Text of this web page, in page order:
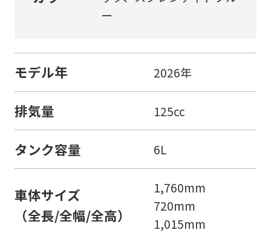
ー
モデル年 2026年
排気量 125cc
タンク容量 6L
車体サイズ
（全長/全幅/全高）
1,760mm
720mm
1,015mm